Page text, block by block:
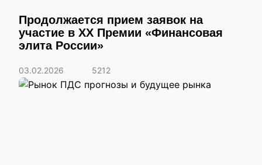
Продолжается прием заявок на
участие в XX Премии «Финансовая
элита России»
03.02.2026 5212